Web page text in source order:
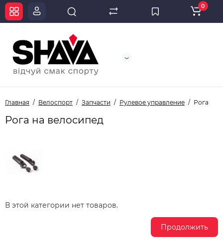
0
Главная Велоспорт Запчасти Рулевое управление Рога
Рога на велосипед
В этой категории нет товаров.
Продолжить